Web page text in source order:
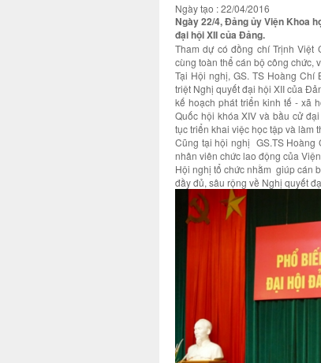
Ngày tạo : 22/04/2016
Ngày 22/4, Đảng ủy Viện Khoa
đại hội XII của Đảng.
Tham dự có đồng chí Trịnh
cùng toàn thể cán bộ công chức,
Tại Hội nghị, GS. TS Hoàng
triệt Nghị quyết đại hội XII của
kế hoạch phát triển kinh tế - xã
Quốc hội khóa XIV và bầu cử
tục triển khai việc học tập và làm
Cũng tại hội nghị GS.TS Hoàng
nhân viên chức lao động của
Hội nghị tổ chức nhằm giúp cán
đầy đủ, sâu rộng về Nghị quyết